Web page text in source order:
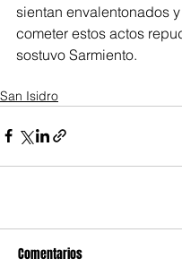
sientan envalentonados
cometer estos actos
sostuvo Sarmiento.
San Isidro
Comentarios